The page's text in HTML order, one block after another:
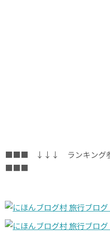
■■■ ↓↓↓ ランキング
■■■